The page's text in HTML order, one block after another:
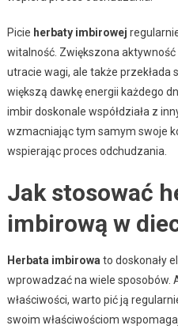
Picie herbaty imbirowej
witalność. Zwiększona
utracie wagi, ale także przekłada
większą dawkę energii każdego
imbir doskonale współdziała z
wzmacniając tym samym swoje
wspierając proces odchudzania.
Jak stosować
imbirową w
Herbata imbirowa to doskonały
wprowadzać na wiele sposobów.
właściwości, warto pić ją
swoim właściwościom